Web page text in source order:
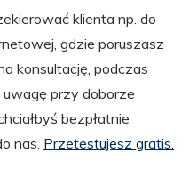
klienta np. do
gdzie poruszasz
konsultację, podczas
przy doborze
bezpłatnie
nas. Przetestujesz gratis.